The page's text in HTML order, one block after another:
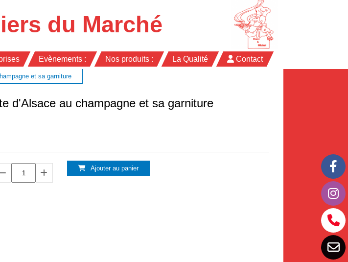
du Marché
Evènements : Nos produits : La Qualité Contact
et sa garniture
d'Alsace au champagne et sa garniture
Ajouter au panier